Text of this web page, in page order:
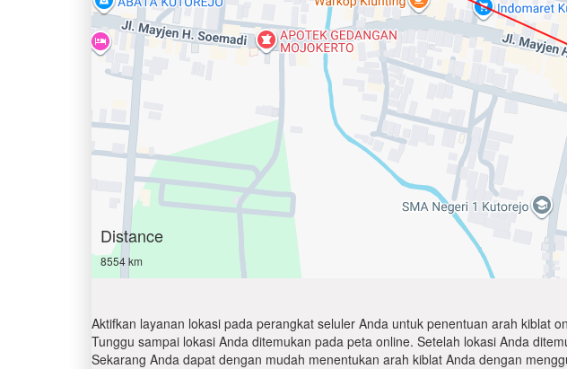
Distance
8554 km
Aktifkan layanan lokasi pada perangkat seluler Anda untuk penentuan arah kiblat
Tunggu sampai lokasi Anda ditemukan pada peta online. Setelah lokasi Anda
Sekarang Anda dapat dengan mudah menentukan arah kiblat Anda dengan